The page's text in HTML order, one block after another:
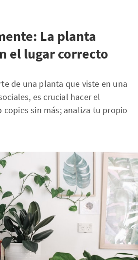
La planta
el lugar correcto
de una planta que viste en una
es crucial hacer el
copies sin más; analiza tu propio